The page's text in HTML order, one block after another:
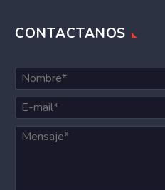
CONTACTANOS